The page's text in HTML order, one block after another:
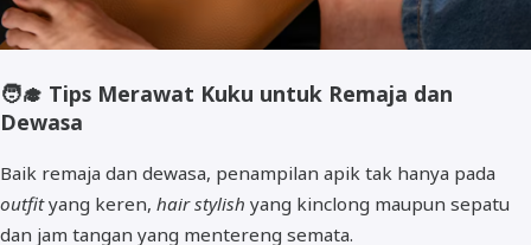
🧑‍🎓 Tips Merawat Kuku untuk Remaja dan
Dewasa
Baik remaja dan dewasa, penampilan apik tak hanya pada
outfityang keren, hair stylish yang kinclong maupun sepatu
dan jam tangan yang mentereng semata.